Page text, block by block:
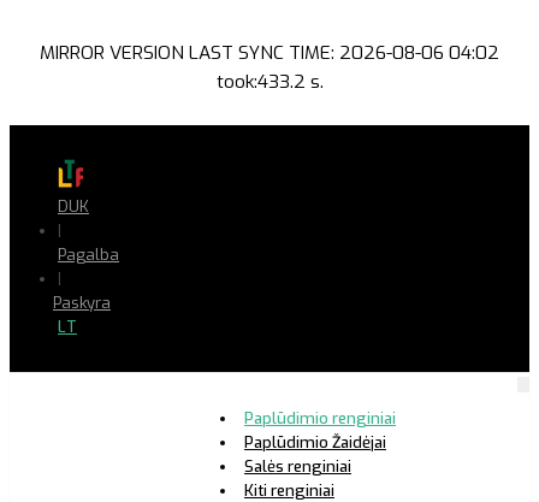
MIRROR VERSION LAST SYNC TIME: 2026-08-06 04:02
took:433.2 s.
DUK
|
Pagalba
|
Paskyra
LT
Paplūdimio renginiai
Paplūdimio Žaidėjai
Salės renginiai
Kiti renginiai